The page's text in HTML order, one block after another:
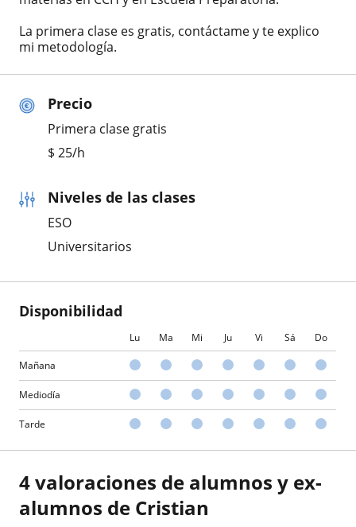
Precio
Primera clase gratis
$ 25/h
Niveles de las clases
ESO
Universitarios
Disponibilidad
Lu Ma Mi Ju Vi Sá Do
Mañana
Mediodía
Tarde
La primera clase es gratis, contáctame y te explico
mi metodología.
4 valoraciones de alumnos y ex-
alumnos de Cristian